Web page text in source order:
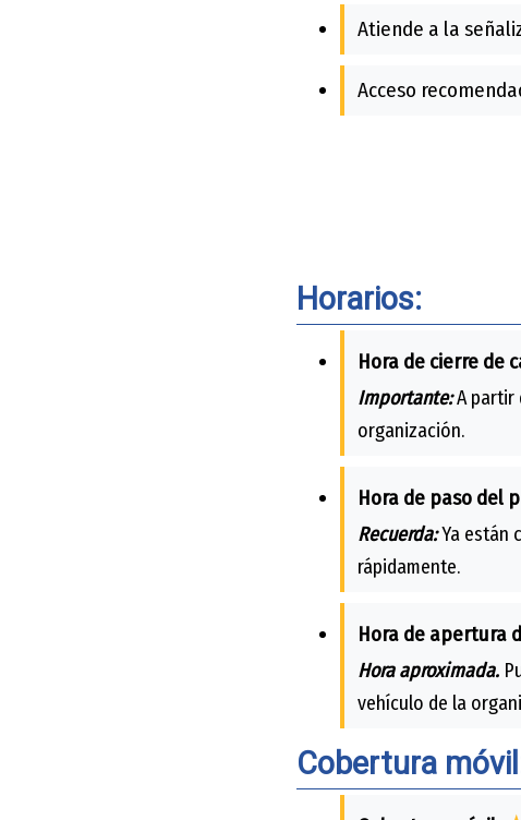
Atiende a la
Acceso
Horarios:
Hora de cierre de
Importante:A partir
organización.
Hora de paso del
Recuerda:Ya están
rápidamente.
Hora de apertura
Hora aproximada.
vehículo de la
Cobertura